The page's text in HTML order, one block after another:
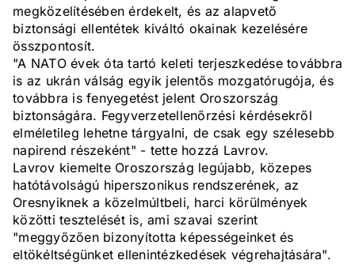
megközelítésében érdekelt, és az alapvető
biztonsági ellentétek kiváltó okainak kezelésére
összpontosít.
"A NATO évek óta tartó keleti terjeszkedése továbbra
is az ukrán válság egyik jelentős mozgatórugója, és
továbbra is fenyegetést jelent Oroszország
biztonságára. Fegyverzetellenőrzési kérdésekről
elméletileg lehetne tárgyalni, de csak egy szélesebb
napirend részeként" - tette hozzá Lavrov.
Lavrov kiemelte Oroszország legújabb, közepes
hatótávolságú hiperszonikus rendszerének, az
Oresnyiknek a közelmúltbeli, harci körülmények
közötti tesztelését is, ami szavai szerint
"meggyőzően bizonyította képességeinket és
eltökéltségünket ellenintézkedések végrehajtására".